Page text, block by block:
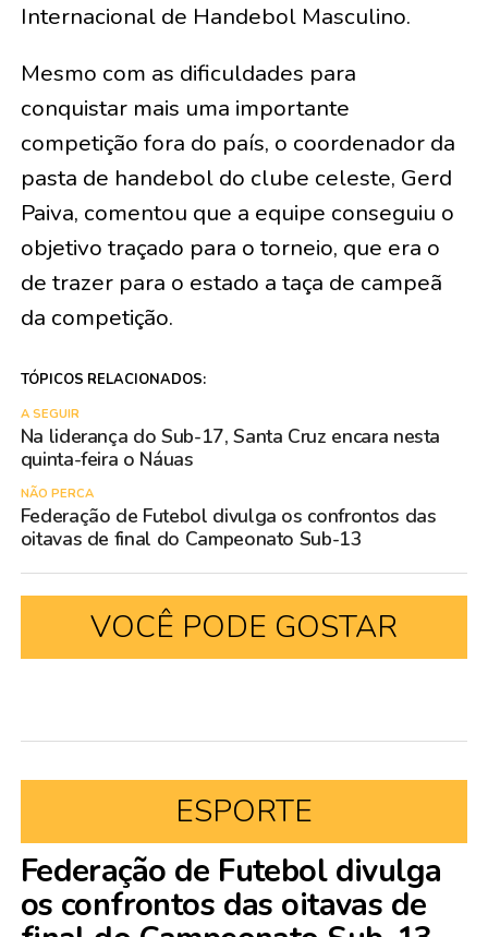
Internacional de Handebol Masculino.
Mesmo com as dificuldades para
conquistar mais uma importante
competição fora do país, o coordenador da
pasta de handebol do clube celeste, Gerd
Paiva, comentou que a equipe conseguiu o
objetivo traçado para o torneio, que era o
de trazer para o estado a taça de campeã
da competição.
TÓPICOS RELACIONADOS:
A SEGUIR
Na liderança do Sub-17, Santa Cruz encara nesta
quinta-feira o Náuas
NÃO PERCA
Federação de Futebol divulga os confrontos das
oitavas de final do Campeonato Sub-13
VOCÊ PODE GOSTAR
ESPORTE
Federação de Futebol divulga
os confrontos das oitavas de